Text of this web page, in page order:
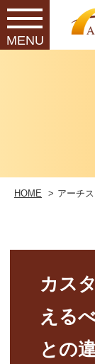
HOME アーチ
カス
える
との